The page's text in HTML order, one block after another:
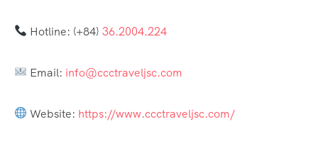
Hotline: (+84)36.2004.224
Email: info@ccctraveljsc.com
Website: https://www.ccctraveljsc.com/